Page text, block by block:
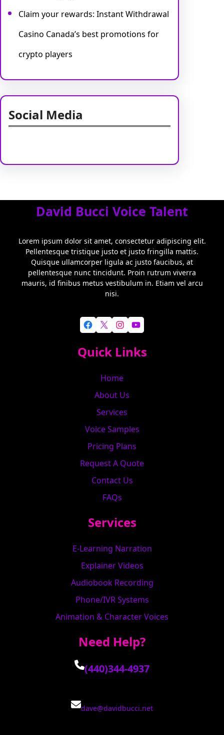
Claim your rewards: Instant Withdrawal
Casino Canada’s best promotions for
crypto players
Social Media
David Bucci Voice Talent
Lorem ipsum dolor sit amet, consectetur adipiscing elit.
Pellentesque tristique justo et justo fringilla mattis.
Quisque ullamcorper ligula ac justo faucibus, at
pellentesque nunc tincidunt. Proin rutrum viverra
mauris, id finibus metus vestibulum in. Etiam vel arcu
nisi.
Facebook X Instagram YouTube
Quick Links
Home
About Us
Services
Voice Samples
Pricing Plans
Request A Quote
Contact Us
FAQs
Services
E-Learning Narration
Explainer Videos
Audiobook Recording
Phone/IVR Systems
Animation & Character Voices
Need Help?
(440)344-4937
dave@davidbucci.net